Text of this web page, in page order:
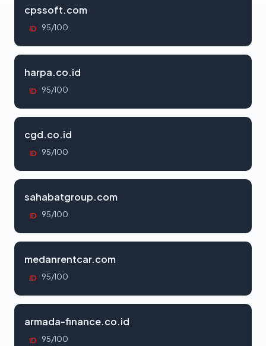
cpssoft.com
ID 95/100
harpa.co.id
ID 95/100
cgd.co.id
ID 95/100
sahabatgroup.com
ID 95/100
medanrentcar.com
ID 95/100
armada-finance.co.id
ID 95/100